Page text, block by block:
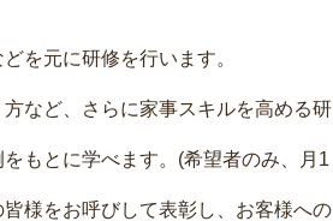
を元に研修を行います。
など、さらに家事スキルを高める研
もとに学べます。(希望者のみ、月1
様をお呼びして表彰し、お客様への